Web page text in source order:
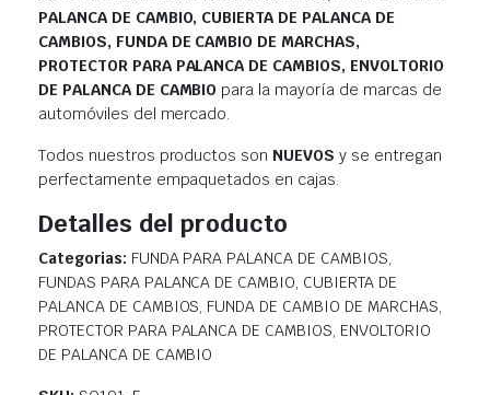
PALANCA DE CAMBIO, CUBIERTA DE PALANCA DE
CAMBIOS, FUNDA DE CAMBIO DE MARCHAS,
PROTECTOR PARA PALANCA DE CAMBIOS, ENVOLTORIO
DE PALANCA DE CAMBIO para la mayoría de marcas de
automóviles del mercado.
Todos nuestros productos son NUEVOS y se entregan
perfectamente empaquetados en cajas.
Detalles del producto
Categorias: FUNDA PARA PALANCA DE CAMBIOS,
FUNDAS PARA PALANCA DE CAMBIO, CUBIERTA DE
PALANCA DE CAMBIOS, FUNDA DE CAMBIO DE MARCHAS,
PROTECTOR PARA PALANCA DE CAMBIOS, ENVOLTORIO
DE PALANCA DE CAMBIO